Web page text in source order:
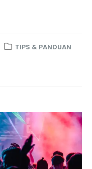
TIPS & PANDUAN